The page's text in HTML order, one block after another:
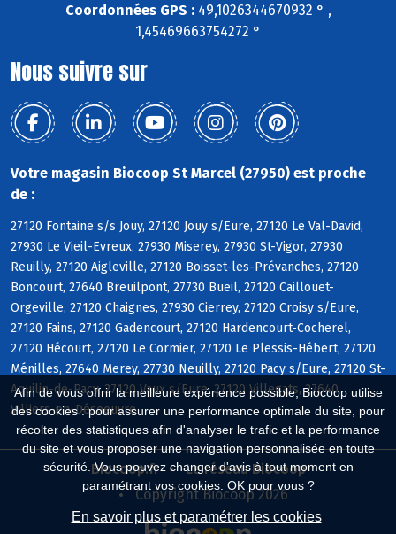
Afin de vous offrir la meilleure expérience possible, Biocoop utilise
des cookies : pour assurer une performance optimale du site, pour
récolter des statistiques afin d'analyser le trafic et la performance
du site et vous proposer une navigation personnalisée en toute
sécurité. Vous pouvez changer d'avis à tout moment en
paramétrant vos cookies. OK pour vous ?
En savoir plus et paramétrer les cookies
Coordonnées GPS :49,1026344670932 ° ,
1,45469663754272 °
Nous suivre sur
Votre magasin Biocoop St Marcel (27950) est proche
de :
27120 Fontaine s/s Jouy, 27120 Jouy s/Eure, 27120 Le Val-David,
27930 Le Vieil-Evreux, 27930 Miserey, 27930 St-Vigor, 27930
Reuilly, 27120 Aigleville, 27120 Boisset-les-Prévanches, 27120
Boncourt, 27640 Breuilpont, 27730 Bueil, 27120 Caillouet-
Orgeville, 27120 Chaignes, 27930 Cierrey, 27120 Croisy s/Eure,
27120 Fains, 27120 Gadencourt, 27120 Hardencourt-Cocherel,
27120 Hécourt, 27120 Le Cormier, 27120 Le Plessis-Hébert, 27120
Ménilles, 27640 Merey, 27730 Neuilly, 27120 Pacy s/Eure, 27120 St-
Aquilin-de-Pacy, 27120 Vaux s/Eure, 27120 Villegats, 27640
Villiers-en-Désoeuvre
Biocoop.fr
Le réseau Biocoop
Copyright Biocoop 2026